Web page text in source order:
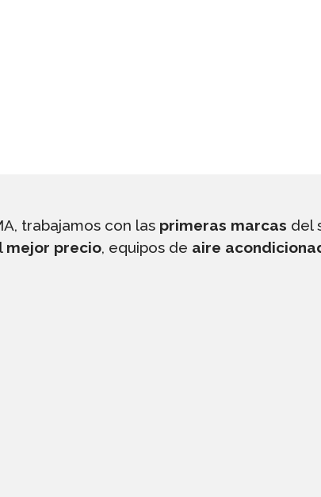
trabajamos con las primeras marcas del
mejor precio, equipos de aire